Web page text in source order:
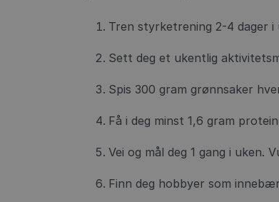
Tren styrketrening 2-4 dager i
Sett deg et ukentlig
Spis 300 gram grønnsaker
Få i deg minst 1,6 gram
Vei og mål deg 1 gang i uken.
Finn deg hobbyer som